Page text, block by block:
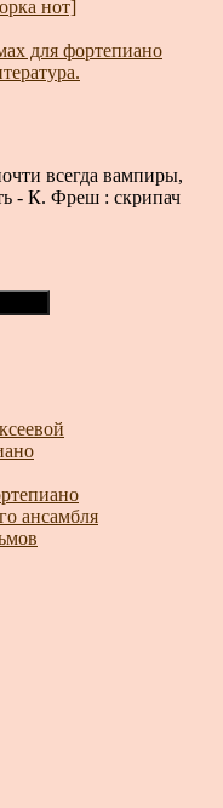
нот]
для фортепиано
всегда вампиры,
- К. Фреш : скрипач
ансамбля